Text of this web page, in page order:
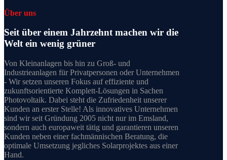
Über uns
Seit über einem Jahrzehnt machen wir die
Welt ein wenig grüner
Von Kleinanlagen bis hin zu Groß- und
Industrieanlagen für Privatpersonen oder Unternehmen
- Wir setzen unseren Fokus auf effiziente und
zukunftsorientierte Komplett-Lösungen in Sachen
Photovoltaik. Dabei steht die Zufriedenheit unserer
Kunden an erster Stelle! Als innovatives Unternehmen
sind wir seit Gründung 2005 nicht nur im Emsland,
sondern auch europaweit tätig und garantieren unseren
Kunden neben einer fachmännischen Beratung, die
optimale Umsetzung jegliches Solarprojektes aus einer
Hand.